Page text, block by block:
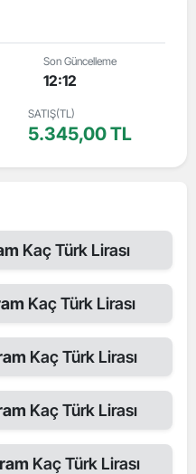
Son Güncelleme
12:12
SATIŞ(TL)
5.345,00 TL
Kaç Türk Lirası
Kaç Türk Lirası
Kaç Türk Lirası
Kaç Türk Lirası
Kaç Türk Lirası